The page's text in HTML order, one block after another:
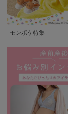
モンポケ特集